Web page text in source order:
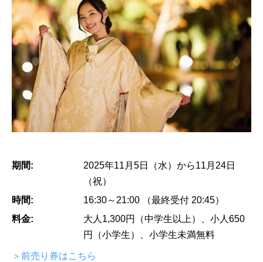
期間:
2025年11月5日（水）から11月24日
（祝）
時間:
16:30～21:00 （最終受付 20:45）
料金:
大人1,300円（中学生以上）、小人650
円（小学生）、小学生未満無料
＞前売り券はこちら